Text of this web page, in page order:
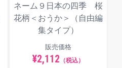
ネーム９日本の四季 桜
花柄＜おうか＞（自由編
集タイプ）
販売価格
¥2,112 （税込）